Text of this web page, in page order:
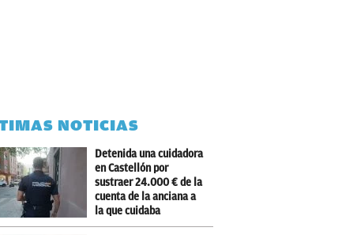
NOTICIAS
Detenida una cuidadora
en Castellón por
sustraer 24.000 € de la
cuenta de la anciana a
la que cuidaba